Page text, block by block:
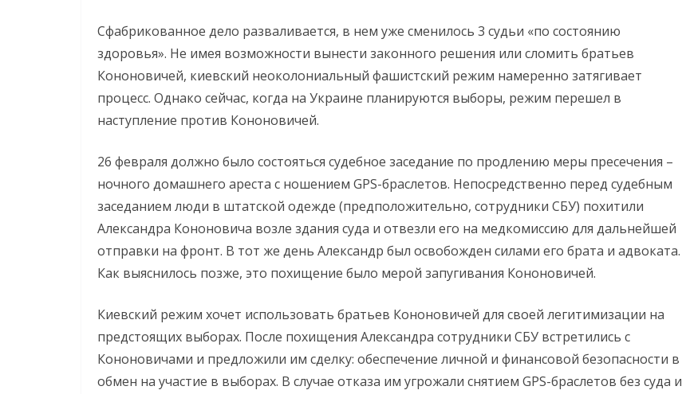
Сфабрикованное дело разваливается, в нем уже сменилось 3 судьи «по состоянию
здоровья». Не имея возможности вынести законного решения или сломить братьев
Кононовичей, киевский неоколониальный фашистский режим намеренно затягивает
процесс. Однако сейчас, когда на Украине планируются выборы, режим перешел в
наступление против Кононовичей.
26 февраля должно было состояться судебное заседание по продлению меры пресечения –
ночного домашнего ареста с ношением GPS-браслетов. Непосредственно перед судебным
заседанием люди в штатской одежде (предположительно, сотрудники СБУ) похитили
Александра Кононовича возле здания суда и отвезли его на медкомиссию для дальнейшей
отправки на фронт. В тот же день Александр был освобожден силами его брата и адвоката.
Как выяснилось позже, это похищение было мерой запугивания Кононовичей.
Киевский режим хочет использовать братьев Кононовичей для своей легитимизации на
предстоящих выборах. После похищения Александра сотрудники СБУ встретились с
Кононовичами и предложили им сделку: обеспечение личной и финансовой безопасности в
обмен на участие в выборах. В случае отказа им угрожали снятием GPS-браслетов без суда и